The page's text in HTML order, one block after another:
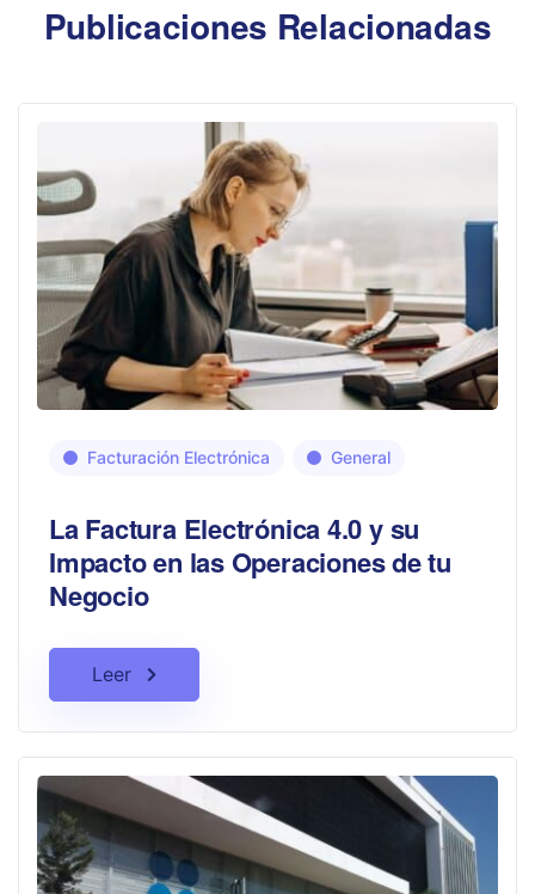
Publicaciones Relacionadas
Facturación Electrónica General
La Factura Electrónica 4.0 y su
Impacto en las Operaciones de tu
Negocio
Leer